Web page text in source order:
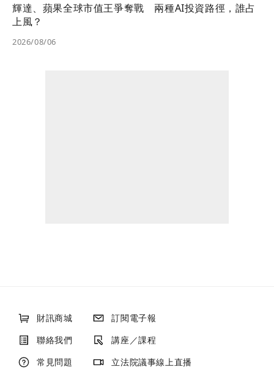
輝達、蘋果全球市值王爭奪戰 兩種AI投資路徑，誰占
上風？
2026/08/06
財訊商城
訂閱電子報
聯絡我們
講座／課程
常見問題
立法院議事線上直播